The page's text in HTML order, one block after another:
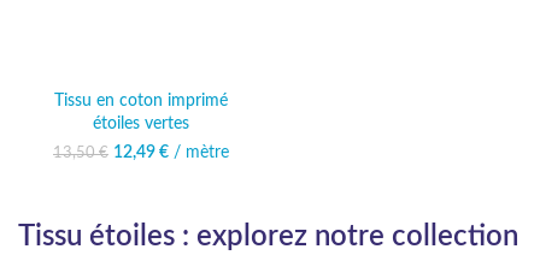
Tissu en coton imprimé
étoiles vertes
13,50€
Le prix initial était :
12,49 €
Le prix
/ mètre
Tissu étoiles : explorez notre collection